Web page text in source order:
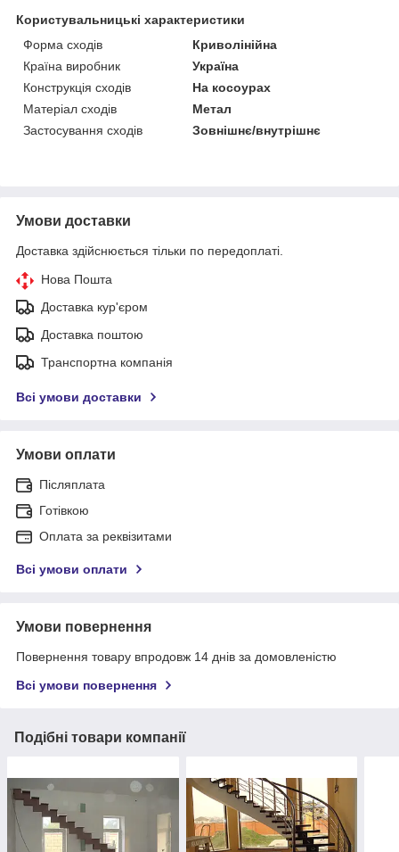
Користувальницькі характеристики
Форма сходів
Криволінійна
Країна виробник
Україна
Конструкція сходів
На косоурах
Матеріал сходів
Метал
Застосування сходів
Зовнішнє/внутрішнє
Умови доставки
Доставка здійснюється тільки по передоплаті.
Нова Пошта
Доставка кур'єром
Доставка поштою
Транспортна компанія
Всі умови доставки
Умови оплати
Післяплата
Готівкою
Оплата за реквізитами
Всі умови оплати
Умови повернення
Повернення товару впродовж 14 днів за домовленістю
Всі умови повернення
Подібні товари компанії